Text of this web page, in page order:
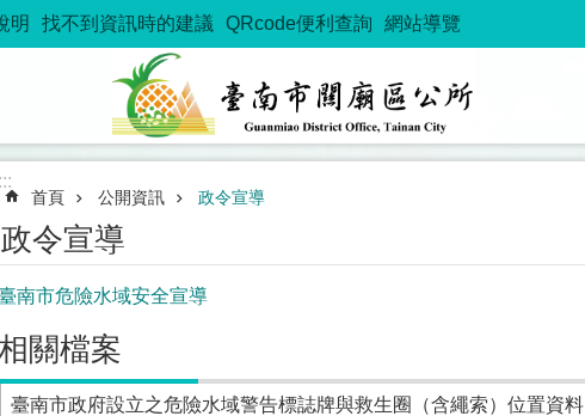
明 找不到資訊時的建議 QRcode便利查詢 網站導覽
:::
首頁 公開資訊 政令宣導
政令宣導
南市危險水域安全宣導
關檔案
臺南市政府設立之危險水域警告標誌牌與救生圈（含繩索）位置資料